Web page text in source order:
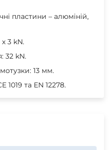
пластини – алюміній,
3 kN.
32 kN.
13 мм.
1019 та EN 12278.